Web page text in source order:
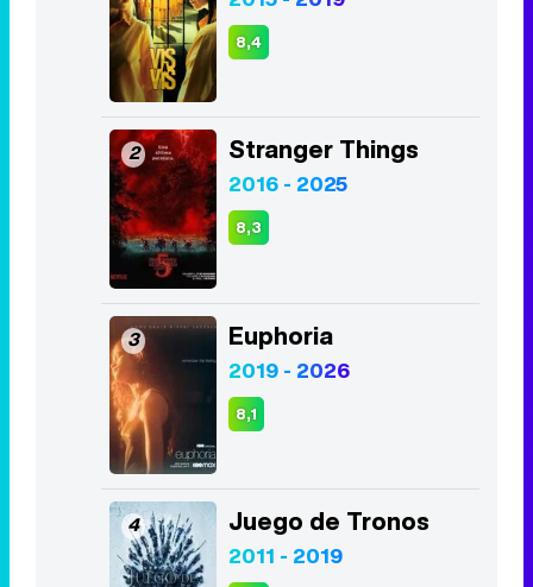
8,4
2 Stranger Things
2016 - 2025
8,3
3 Euphoria
2019 - 2026
8,1
4 Juego de Tronos
2011 - 2019